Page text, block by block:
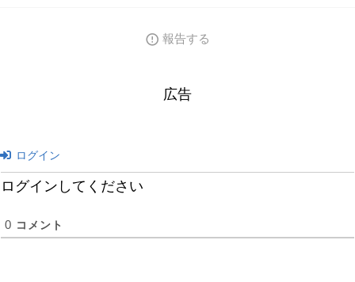
報告する
広告
ログイン
ログインしてください
0 コメント